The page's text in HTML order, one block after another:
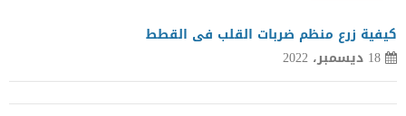
كيفية زرع منظم ضربات القلب فى القطط
18 ديسمبر، 2022